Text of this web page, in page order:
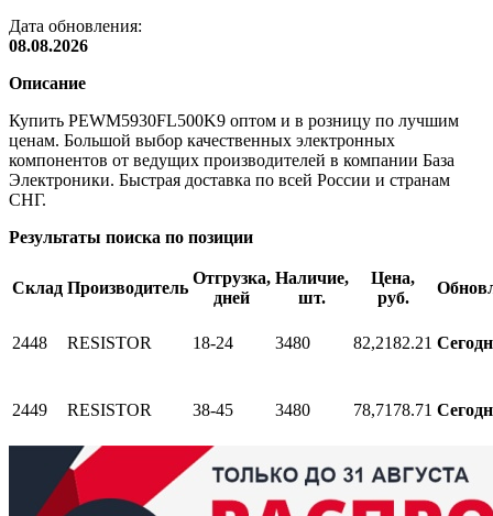
Дата обновления:
08.08.2026
Описание
Купить PEWM5930FL500K9 оптом и в розницу по лучшим
ценам. Большой выбор качественных электронных
компонентов от ведущих производителей в компании База
Электроники. Быстрая доставка по всей России и странам
СНГ.
Результаты поиска по позиции
Склад Производитель
Отгрузка,
дней
Наличие,
шт.
Цена,
руб.
2448 RESISTOR 18-24 3480 82,2182.21
2449 RESISTOR 38-45 3480 78,7178.71